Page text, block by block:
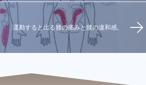
運動すると出る膝の痛みと腰の違和感。